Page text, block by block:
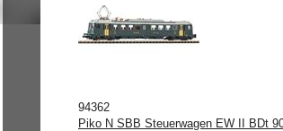
94362
Piko N SBB Steuerwagen EW II BDt